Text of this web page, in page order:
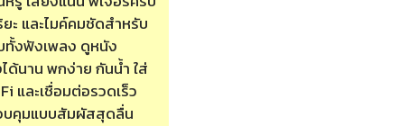
ะ และไมค์คมชัดสำหรับ
ทั้งฟังเพลง ดูหนัง
ด้นาน พกง่าย กันน้ำ ใส่
และเชื่อมต่อรวดเร็ว
บคุมแบบสัมผัสสุดลื่น